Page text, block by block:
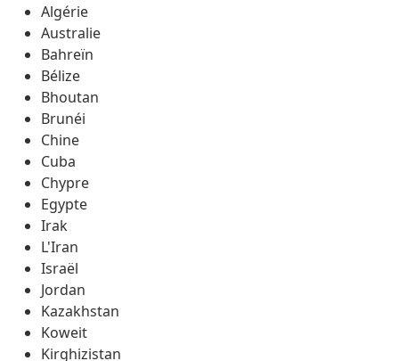
Algérie
Australie
Bahreïn
Bélize
Bhoutan
Brunéi
Chine
Cuba
Chypre
Egypte
Irak
L'Iran
Israël
Jordan
Kazakhstan
Koweit
Kirghizistan